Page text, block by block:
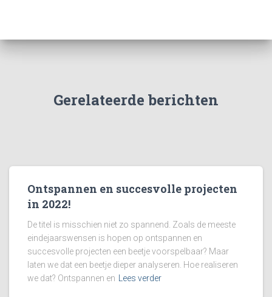
Gerelateerde berichten
Ontspannen en succesvolle projecten
in 2022!
De titel is misschien niet zo spannend. Zoals de meeste
eindejaarswensen is hopen op ontspannen en
succesvolle projecten een beetje voorspelbaar? Maar
laten we dat een beetje dieper analyseren. Hoe realiseren
we dat? Ontspannen en
Lees verder